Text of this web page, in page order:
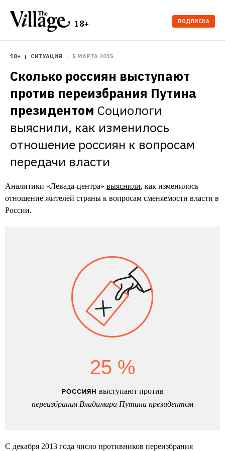
18+ ПОДПИСКА
18+ СИТУАЦИЯ 5 МАРТА 2015
Сколько россиян выступают
против переизбрания Путина
президентом Социологи
выяснили, как изменилось
отношение россиян к вопросам
передачи власти
Аналитики «Левада-центра» выяснили, как изменилось
отношение жителей страны к вопросам сменяемости власти в
России.
25 %
РОССИЯН выступают против
переизбрания Владимира Путина президентом
С декабря 2013 года число противников переизбрания